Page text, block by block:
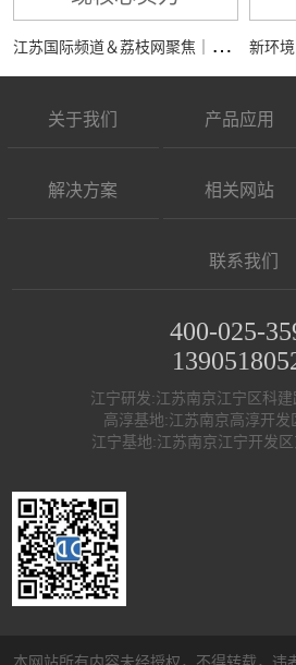
江
苏国际频道＆荔枝网聚焦｜南京全控科技有限公司接受专访，展现核心实力
关于我们 产品应用
解决方案 相关网站
联系我们
400-025-
江宁研发:江苏南京江宁区科
高淳基地:江苏南京高淳开发
江宁基地:江苏南京江宁开发